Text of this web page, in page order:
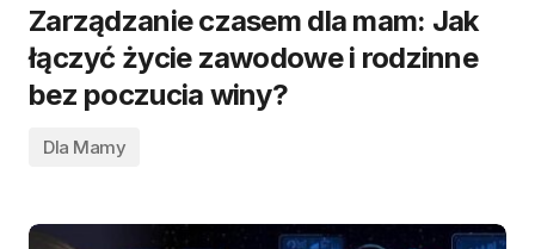
Zarządzanie czasem dla mam: Jak
łączyć życie zawodowe i rodzinne
bez poczucia winy?
Dla Mamy